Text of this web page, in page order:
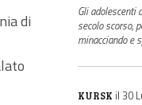
di
Gli adolescenti
secolo scorso,
minacciando e
KURSK il 30